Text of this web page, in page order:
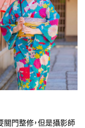
門整修，但是攝影師